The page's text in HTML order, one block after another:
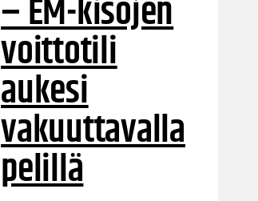
– EM-kisojen
voittotili
aukesi
vakuuttavalla
pelillä